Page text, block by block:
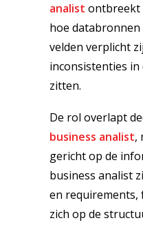
analist ontbreekt
hoe databronnen
velden verplicht
inconsistenties
zitten.
De rol overlapt
business analist,
gericht op de
business analist
en requirements,
zich op de